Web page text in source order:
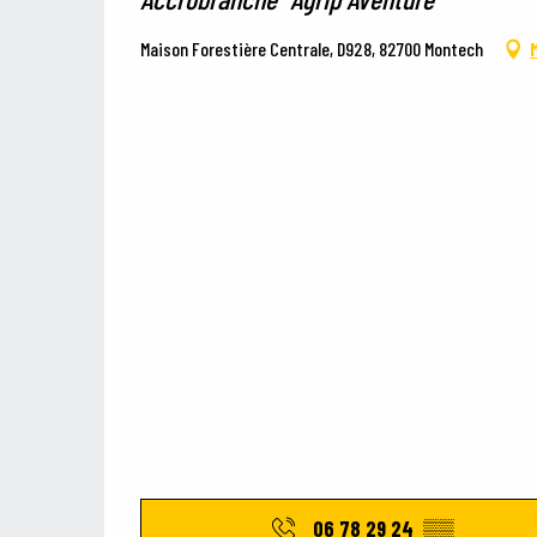
Maison Forestière Centrale, D928, 82700 Montech
06 78 29 24 ▒▒